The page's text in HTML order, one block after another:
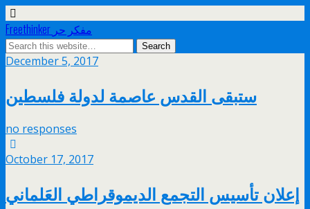
Freethinker مفكر حر
December 5, 2017
ستبقى القدس عاصمة لدولة فلسطين
no responses
October 17, 2017
إعلان تأسيس التجمع الديموقراطي العَلماني